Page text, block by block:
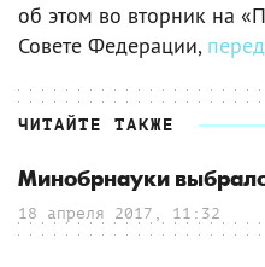
об этом во вторник на
Совете Федерации,
ЧИТАЙТЕ ТАКЖЕ
Минобрнауки
18 апреля 2017, 11:32